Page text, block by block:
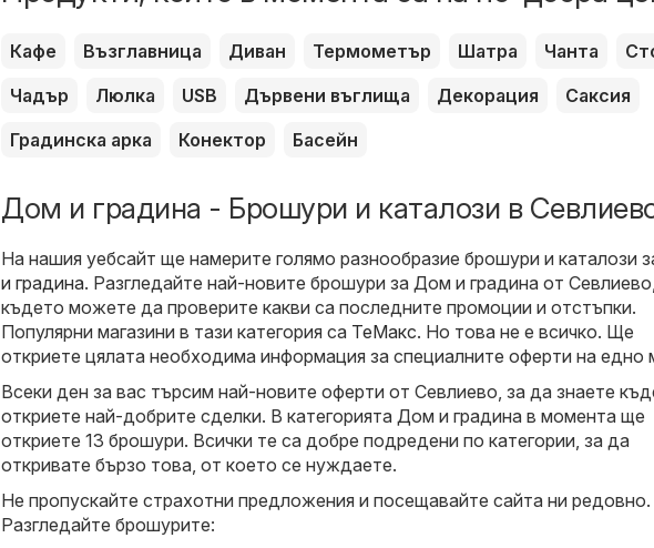
Кафе Възглавница Диван Термометър Шатра Чанта
Чадър
Люлка USB Дървени въглища Декорация
Саксия
Градинска арка
Конектор Басейн
Дом и градина - Брошури и каталози в
На нашия уебсайт ще намерите голямо разнообразие брошури и каталози
и градина. Разгледайте най-новите брошури за Дом и градина от Севлиево,
където можете да проверите какви са последните промоции и отстъпки.
Популярни магазини в тази категория са ТеMакс. Но това не е всичко. Ще
откриете цялата необходима информация за специалните оферти на едно
Всеки ден за вас търсим най-новите оферти от Севлиево, за да знаете
откриете най-добрите сделки. В категорията Дом и градина в момента ще
откриете 13 брошури. Всички те са добре подредени по категории, за да
откривате бързо това, от което се нуждаете.
Не пропускайте страхотни предложения и посещавайте сайта ни редовно.
Разгледайте брошурите: